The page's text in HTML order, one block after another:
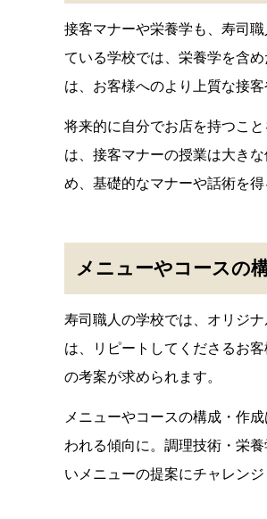
接客マナーや栄養学も、寿司
ている学校では、栄養学を含
は、お客様へのより上質な接
将来的に自分でお店を持つこ
は、接客マナーの授業は大き
め、基礎的なマナーや話術を
メニューやコースの
寿司職人の学校では、オリジ
は、リピートしてくださるお
の考案が求められます。
メニューやコースの構成・作
われる傾向に。調理技術・栄
いメニューの提案にチャレンジ